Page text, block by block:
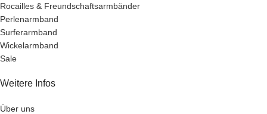
Rocailles & Freundschaftsarmbänder
Perlenarmband
Surferarmband
Wickelarmband
Sale
Weitere Infos
Über uns